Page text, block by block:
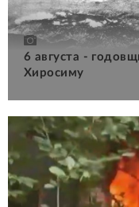
6 августа -
Хиросиму